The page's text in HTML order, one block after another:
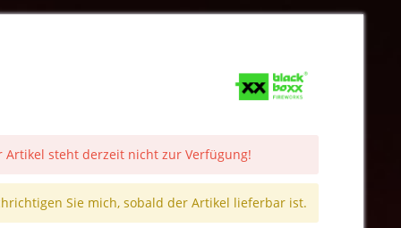
Artikel steht derzeit nicht zur Verfügung!
Sie mich, sobald der Artikel lieferbar ist.